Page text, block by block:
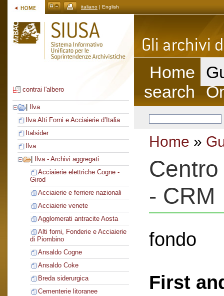
italiano | English
contrai l'albero
Ilva
Ilva Alti Forni e Acciaierie d’Italia
Italsider
Ilva
Ilva - Archivi aggregati
Acciaierie elettriche Cogne -
Girod
Acciaierie e ferriere nazionali
Acciaierie venete
Agglomerati antracite Aosta
Alti forni, Fonderie e Acciaierie
di Piombino
Ansaldo Cogne
Ansaldo Coke
Breda siderurgica
Cementerie litoranee
Home
search
Home »
- CRM
fondo
First